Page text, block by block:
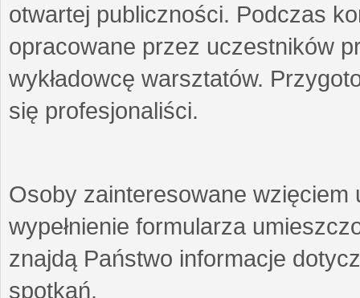
otwartej publiczności. Podczas
opracowane przez uczestników
wykładowcę warsztatów.
się profesjonaliści.
Osoby zainteresowane wzięciem
wypełnienie formularza
znajdą Państwo informacje
spotkań.